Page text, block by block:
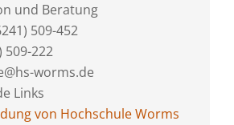
und Beratung
509-452
509-222
worms.de
Links
von Hochschule Worms